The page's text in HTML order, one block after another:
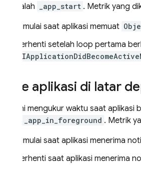
nya adalah
_app_start . Metrik yang
Dimulai saat aplikasi memuat
Berhenti setelah loop pertama
Trace aplikasi di latar
Trace ini mengukur waktu saat
_app_in_foreground . Metrik
Dimulai saat aplikasi menerima
Berhenti saat aplikasi menerima